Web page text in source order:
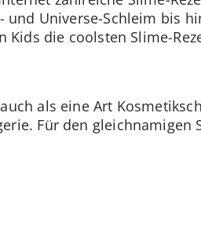
und Universe-Schleim bis
die coolsten Slime-
als eine Art
Für den gleichnamigen